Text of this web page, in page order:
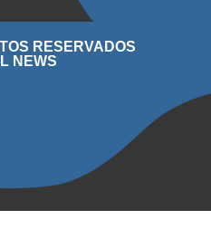
RESERVADOS
NEWS